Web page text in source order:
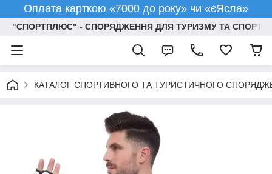
Оплата карткою «7000 до року» чи «єЯсла»
"СПОРТПЛЮС" - СПОРЯДЖЕННЯ ДЛЯ ТУРИЗМУ ТА СПОРТУ
КАТАЛОГ СПОРТИВНОГО ТА ТУРИСТИЧНОГО